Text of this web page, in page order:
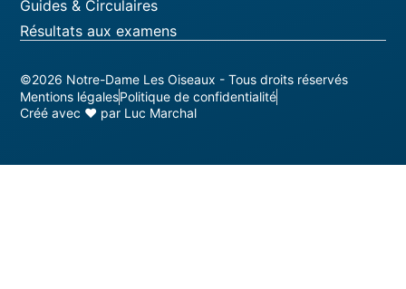
Guides & Circulaires
Résultats aux examens
©2026 Notre-Dame Les Oiseaux - Tous droits réservés
Mentions légalesPolitique de confidentialité
Créé avec ♥ par Luc Marchal